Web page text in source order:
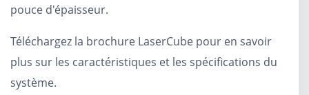
pouce d'épaisseur.
Téléchargez la brochure LaserCube pour en savoir
plus sur les caractéristiques et les spécifications du
système.